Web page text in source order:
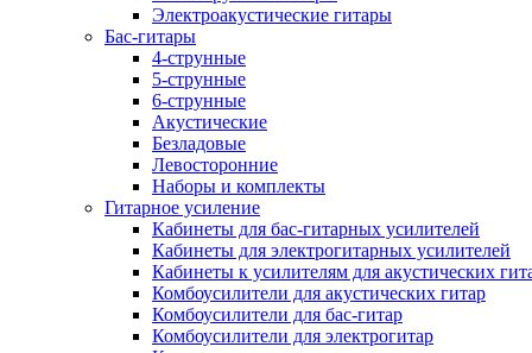
Электроакустические гитары
Бас-гитары
4-струнные
5-струнные
6-струнные
Акустические
Безладовые
Левосторонние
Наборы и комплекты
Гитарное усиление
Кабинеты для бас-гитарных усилителей
Кабинеты для электрогитарных усилителей
Кабинеты к усилителям для акустических
Комбоусилители для акустических гитар
Комбоусилители для бас-гитар
Комбоусилители для электрогитар